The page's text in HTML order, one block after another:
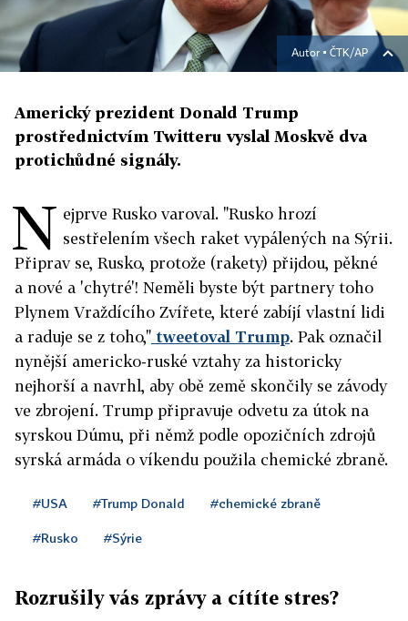
Autor ▪ ČTK/AP
Americký prezident Donald Trump
prostřednictvím Twitteru vyslal Moskvě dva
protichůdné signály.
N ejprve Rusko varoval. "Rusko hrozí
sestřelením všech raket vypálených na Sýrii.
Připrav se, Rusko, protože (rakety) přijdou, pěkné
a nové a 'chytré'! Neměli byste být partnery toho
Plynem Vraždícího Zvířete, které zabíjí vlastní lidi
a raduje se z toho," tweetoval Trump. Pak označil
nynější americko-ruské vztahy za historicky
nejhorší a navrhl, aby obě země skončily se závody
ve zbrojení. Trump připravuje odvetu za útok na
syrskou Dúmu, při němž podle opozičních zdrojů
syrská armáda o víkendu použila chemické zbraně.
#USA #Trump Donald #chemické zbraně
#Rusko #Sýrie
Rozrušily vás zprávy a cítíte stres?